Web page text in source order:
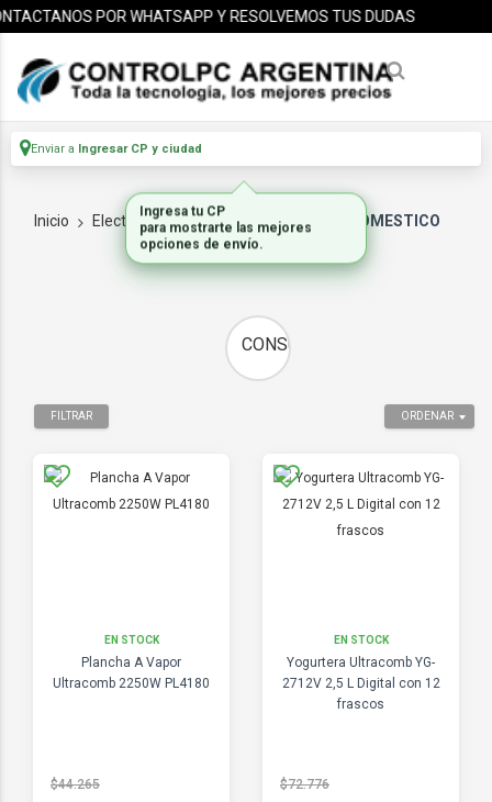
POR WHATSAPP Y RESOLVEMOS TUS DUDAS
Enviar a Ingresar CP y ciudad
Inicio Electrodomesticos PEQ ELECTRODOMESTICO
CONSUMO
ORDENAR
FILTRAR
EN STOCK
Plancha A Vapor
Ultracomb 2250W PL4180
$44.265
EN STOCK
Yogurtera Ultracomb YG-
2712V 2,5 L Digital con 12
frascos
$72.776